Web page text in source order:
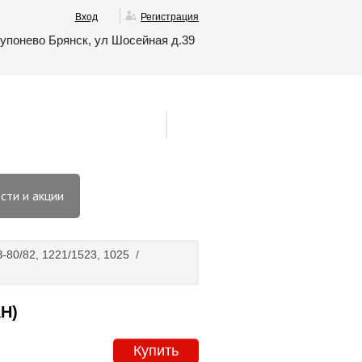
Вход Регистрация
Брянск, ул Шосейная д.39
и акции
82, 1221/1523, 1025 /
Купить